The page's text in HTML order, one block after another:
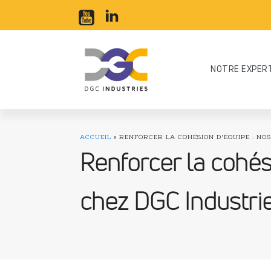
NOTRE
ACCUEIL » RENFORCER LA COHÉSION D'ÉQUIPE :
Renforcer la
chez DGC